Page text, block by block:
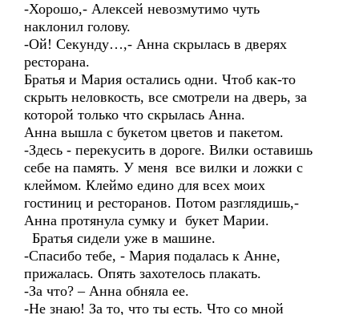
-Хорошо,- Алексей невозмутимо чуть
наклонил голову.
-Ой! Секунду…,- Анна скрылась в дверях
ресторана.
Братья и Мария остались одни. Чтоб как-то
скрыть неловкость, все смотрели на дверь, за
которой только что скрылась Анна.
Анна вышла с букетом цветов и пакетом.
-Здесь - перекусить в дороге. Вилки оставишь
себе на память. У меня все вилки и ложки с
клеймом. Клеймо едино для всех моих
гостиниц и ресторанов. Потом разглядишь,-
Анна протянула сумку и букет Марии.
Братья сидели уже в машине.
-Спасибо тебе, - Мария подалась к Анне,
прижалась. Опять захотелось плакать.
-За что? – Анна обняла ее.
-Не знаю! За то, что ты есть. Что со мной